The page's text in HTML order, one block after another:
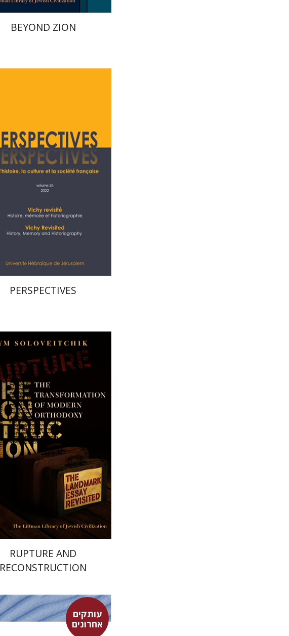
BEYOND ZION
הנחת אתר ספר מודפס
PERSPECTIVES
חיים סולוביצ'יק
הנחת אתר ספר מודפס
RUPTURE AND
RECONSTRUCTION
עותקים
אחרונים